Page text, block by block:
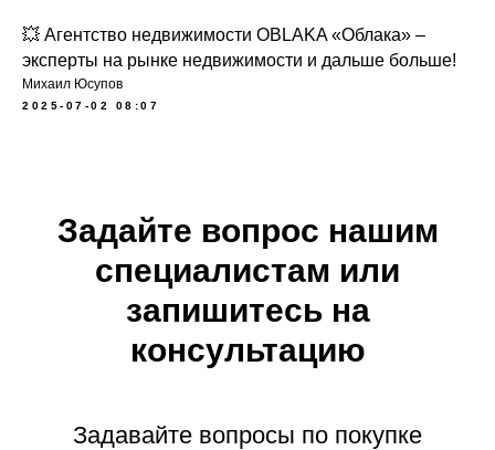
💥 Агентство недвижимости OBLAKA «Облака» –
эксперты на рынке недвижимости и дальше больше!
Михаил Юсупов
2025-07-02 08:07
Задайте вопрос нашим
специалистам или
запишитесь на
консультацию
Задавайте вопросы по покупке